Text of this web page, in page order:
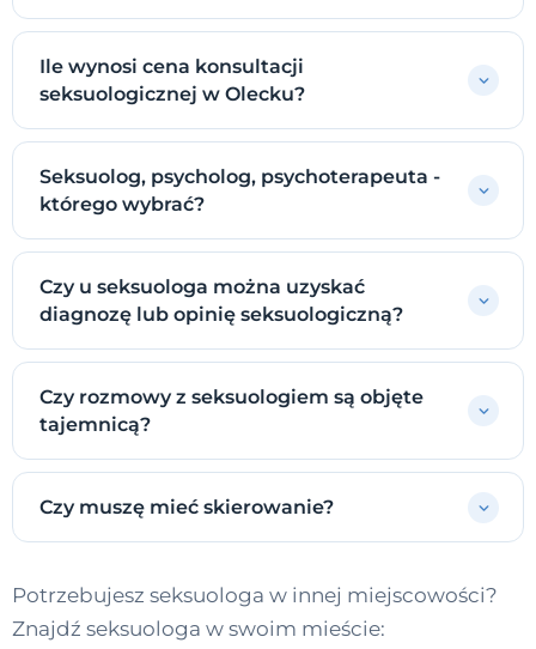
Ile wynosi cena konsultacji
seksuologicznej w Olecku?
Seksuolog, psycholog, psychoterapeuta -
którego wybrać?
Czy u seksuologa można uzyskać
diagnozę lub opinię seksuologiczną?
Czy rozmowy z seksuologiem są objęte
tajemnicą?
Czy muszę mieć skierowanie?
Potrzebujesz seksuologa w innej miejscowości?
Znajdź seksuologa w swoim mieście: